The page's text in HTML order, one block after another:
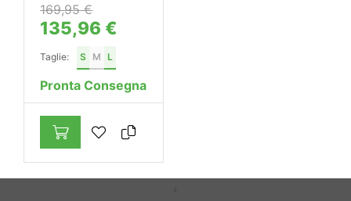
169,95 €
135,96 €
Taglie: S M L
Pronta Consegna